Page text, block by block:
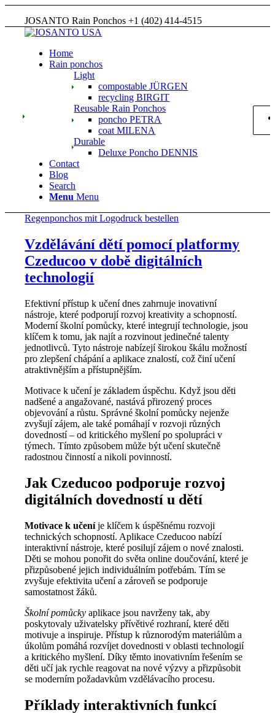
JOSANTO Rain Ponchos +1 (402) 414-4515
Home
Rain ponchos
Light
compostable JÜRGEN
recycling BIRGIT
Reusable Rain Ponchos
poncho PETRA
coat MILENA
Durable
Deluxe Poncho DENNIS
Contact
Blog
Search
Menu Menu
Regenponchos mit Logodruck bestellen
Vzdělávání dětí pomocí platformy
Czeducoo v době digitálních
technologií
Efektivní přístup k učení dnes zahrnuje inovativní
nástroje, které podporují rozvoj kreativity a schopností.
Moderní školní pomůcky, které integrují technologie, jsou
klíčem k tomu, jak najít a rozvinout jedinečné talenty
jednotlivců. Tyto nástroje nabízejí širokou škálu možností
pro zlepšení chápání a aplikace znalostí, což činí učení
atraktivnějším a přístupnějším.
Motivace k učení je základem úspěchu. Když jsou děti
nadšené a angažované, nastává přirozený proces
objevování a růstu. Správné školní pomůcky nejenže
zvyšují zájem, ale také pomáhají v rozvoji různých
dovedností – od kritického myšlení po spolupráci v
týmech. Tímto způsobem může být učení skutečně
radostnou činností a nikoli povinností.
Jak Czeducoo podporuje rozvoj
digitálních dovedností u dětí
Motivace k učeníje klíčem k úspěšnému rozvoji
technických schopností. Aplikace Czeducoo nabízí
interaktivní nástroje, které posilují zájem o nové znalosti.
Děti se mohou ponořit do světa online doučování, které je
přizpůsobené jejich individuálním potřebám. Tím se
zvyšuje efektivita učení a zároveň se podporuje
samostatnost žáků.
Školní pomůcky aplikace jsou navrženy tak, aby
poskytovaly uživatelsky přívětivé rozhraní, které děti
motivuje a inspiruje. Přístup k různorodým materiálům a
úkolům pomáhá rozvíjet dovednosti v oblasti technologií
a kritického myšlení. Díky těmto inovativním řešením se
děti učí jak rychle reagovat na nové výzvy a přizpůsobit
se moderním požadavkům vzdělávacího procesu.
Příklady interaktivních funkcí